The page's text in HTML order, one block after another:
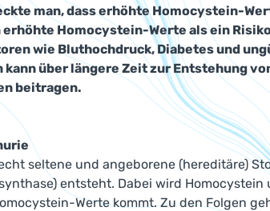
man, dass erhöhte Homocystein-
Homocystein-Werte als ein
wie Bluthochdruck, Diabetes und
kann über längere Zeit zur Entstehung
beitragen.
seltene und angeborene (hereditäre)
entsteht. Dabei wird
Werte kommt. Zu den Folgen